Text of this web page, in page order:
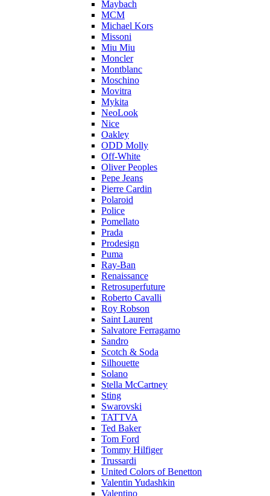
Maybach
MCM
Michael Kors
Missoni
Miu Miu
Moncler
Montblanc
Moschino
Movitra
Mykita
NeoLook
Nice
Oakley
ODD Molly
Off-White
Oliver Peoples
Pepe Jeans
Pierre Cardin
Polaroid
Police
Pomellato
Prada
Prodesign
Puma
Ray-Ban
Renaissance
Retrosuperfuture
Roberto Cavalli
Roy Robson
Saint Laurent
Salvatore Ferragamo
Sandro
Scotch & Soda
Silhouette
Solano
Stella McCartney
Sting
Swarovski
TATTVA
Ted Baker
Tom Ford
Tommy Hilfiger
Trussardi
United Colors of Benetton
Valentin Yudashkin
Valentino